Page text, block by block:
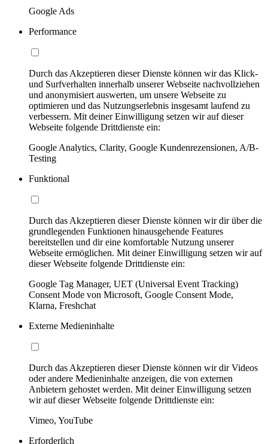
Google Ads
Performance
Durch das Akzeptieren dieser Dienste können wir das Klick-
und Surfverhalten innerhalb unserer Webseite nachvollziehen
und anonymisiert auswerten, um unsere Webseite zu
optimieren und das Nutzungserlebnis insgesamt laufend zu
verbessern. Mit deiner Einwilligung setzen wir auf dieser
Webseite folgende Drittdienste ein:
Google Analytics, Clarity, Google Kundenrezensionen, A/B-
Testing
Funktional
Durch das Akzeptieren dieser Dienste können wir dir über die
grundlegenden Funktionen hinausgehende Features
bereitstellen und dir eine komfortable Nutzung unserer
Webseite ermöglichen. Mit deiner Einwilligung setzen wir auf
dieser Webseite folgende Drittdienste ein:
Google Tag Manager, UET (Universal Event Tracking)
Consent Mode von Microsoft, Google Consent Mode,
Klarna, Freshchat
Externe Medieninhalte
Durch das Akzeptieren dieser Dienste können wir dir Videos
oder andere Medieninhalte anzeigen, die von externen
Anbietern gehostet werden. Mit deiner Einwilligung setzen
wir auf dieser Webseite folgende Drittdienste ein:
Vimeo, YouTube
Erforderlich